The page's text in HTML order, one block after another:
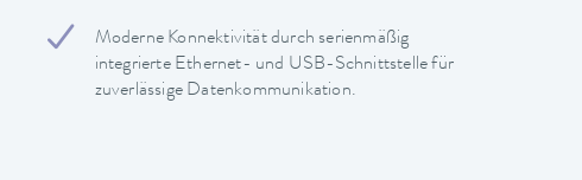
Moderne Konnektivität durch serienmäßig
integrierte Ethernet- und USB-Schnittstelle für
zuverlässige Datenkommunikation.